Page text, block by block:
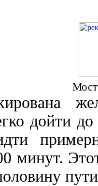
Мост
дойти
минут.